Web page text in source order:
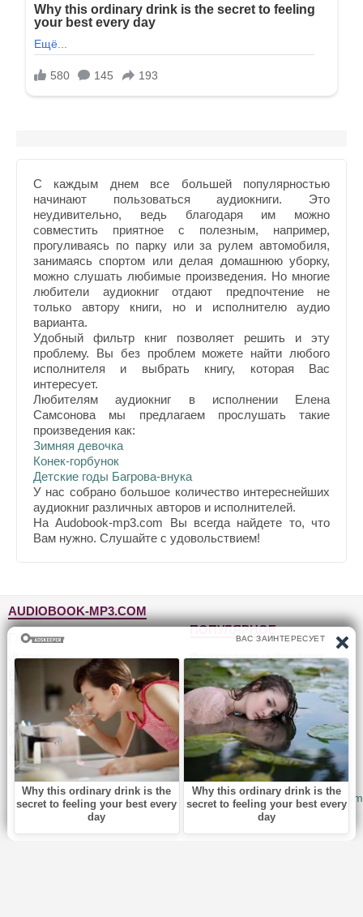
С каждым днем все большей популярностью
начинают пользоваться аудиокниги. Это
неудивительно, ведь благодаря им можно
совместить приятное с полезным, например,
прогуливаясь по парку или за рулем автомобиля,
занимаясь спортом или делая домашнюю уборку,
можно слушать любимые произведения. Но многие
любители аудиокниг отдают предпочтение не
только автору книги, но и исполнителю аудио
варианта.
Удобный фильтр книг позволяет решить и эту
проблему. Вы без проблем можете найти любого
исполнителя и выбрать книгу, которая Вас
интересует.
Любителям аудиокниг в исполнении Елена
Самсонова мы предлагаем прослушать такие
произведения как:
Зимняя девочка
Конек-горбунок
Детские годы Багрова-внука
У нас собрано большое количество интереснейших
аудиокниг различных авторов и исполнителей.
На Audobook-mp3.com Вы всегда найдете то, что
Вам нужно. Слушайте с удовольствием!
AUDIOBOOK-MP3.COM
Главная
Жанры
Блог
Топ-100
Авторы
Исполнители
Обратная связь
ПОПУЛЯРНОЕ
Фантастика и фэнтези
Детективы, триллеры
Для детей
Роман, проза
Приключения
Юмор, сатира
© 2010-2026Audiobook-mp3.com